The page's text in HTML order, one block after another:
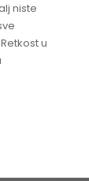
niste
u